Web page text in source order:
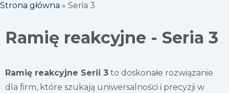
Strona główna » Seria 3
Ramię reakcyjne - Seria 3
Ramię reakcyjne Serii 3 to doskonałe rozwiązanie
dla firm, które szukają uniwersalności i precyzji w